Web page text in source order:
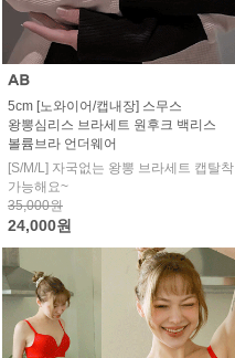
5cm [노와이어/캡내장] 스무스
왕뽕심리스 브라세트 원후크 백리스
볼륨브라 언더웨어
[S/M/L] 자국없는 왕뽕 브라세트 캡탈착
가능해요~
35,000원
24,000원